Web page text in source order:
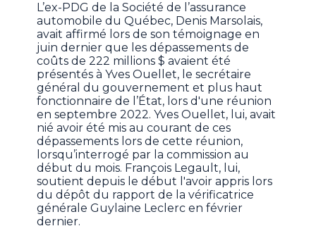
L’ex-PDG de la Société de l’assurance
automobile du Québec, Denis Marsolais,
avait affirmé lors de son témoignage en
juin dernier que les dépassements de
coûts de 222 millions $ avaient été
présentés à Yves Ouellet, le secrétaire
général du gouvernement et plus haut
fonctionnaire de l’État, lors d'une réunion
en septembre 2022. Yves Ouellet, lui, avait
nié avoir été mis au courant de ces
dépassements lors de cette réunion,
lorsqu’interrogé par la commission au
début du mois. François Legault, lui,
soutient depuis le début l'avoir appris lors
du dépôt du rapport de la vérificatrice
générale Guylaine Leclerc en février
dernier.